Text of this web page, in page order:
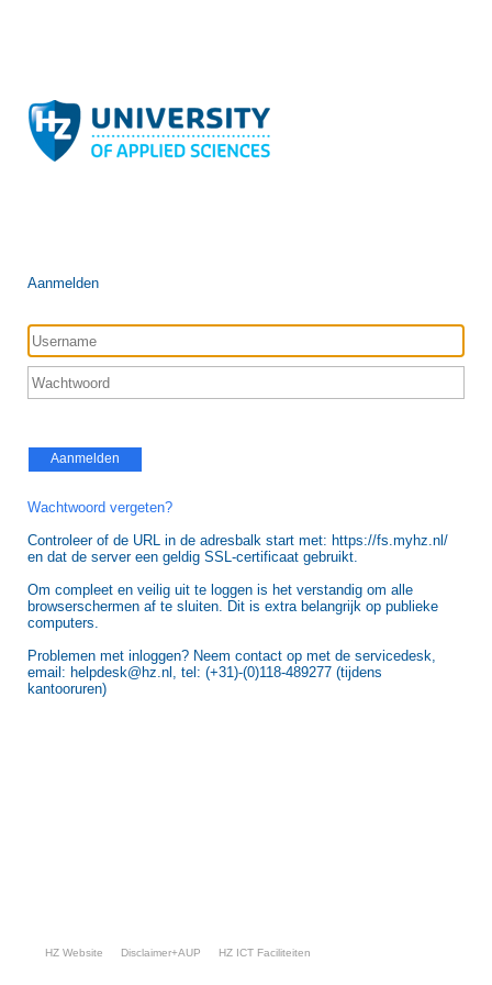
Aanmelden
Aanmelden
Wachtwoord vergeten?
Controleer of de URL in de adresbalk start met: https://fs.myhz.nl/
en dat de server een geldig SSL-certificaat gebruikt.
Om compleet en veilig uit te loggen is het verstandig om alle
browserschermen af te sluiten. Dit is extra belangrijk op publieke
computers.
Problemen met inloggen? Neem contact op met de servicedesk,
email: helpdesk@hz.nl, tel: (+31)-(0)118-489277 (tijdens
kantooruren)
HZ Website Disclaimer+AUP HZ ICT Faciliteiten